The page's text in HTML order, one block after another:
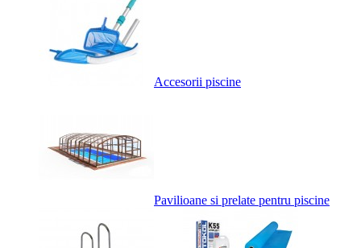
Accesorii piscine
Pavilioane si prelate pentru piscine